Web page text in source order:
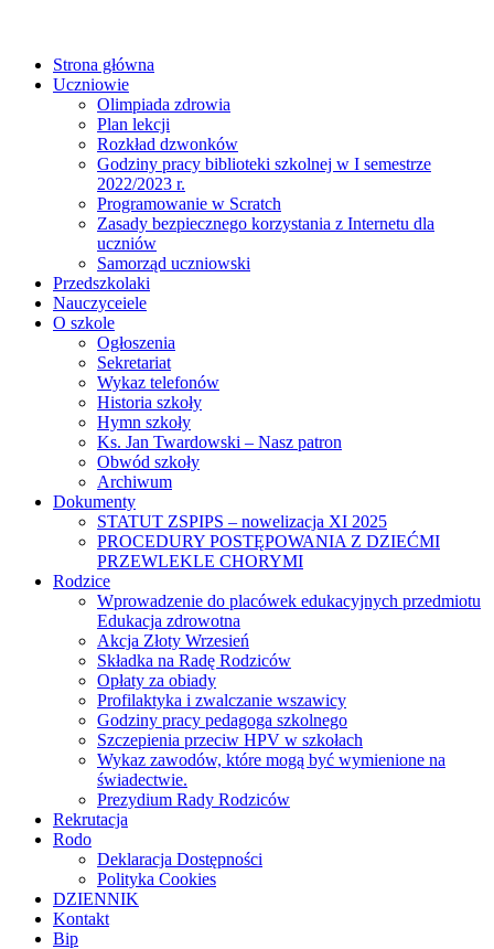
Strona główna
Uczniowie
Olimpiada zdrowia
Plan lekcji
Rozkład dzwonków
Godziny pracy biblioteki szkolnej w I semestrze
2022/2023 r.
Programowanie w Scratch
Zasady bezpiecznego korzystania z Internetu dla
uczniów
Samorząd uczniowski
Przedszkolaki
Nauczyceiele
O szkole
Ogłoszenia
Sekretariat
Wykaz telefonów
Historia szkoły
Hymn szkoły
Ks. Jan Twardowski – Nasz patron
Obwód szkoły
Archiwum
Dokumenty
STATUT ZSPIPS – nowelizacja XI 2025
PROCEDURY POSTĘPOWANIA Z DZIEĆMI
PRZEWLEKLE CHORYMI
Rodzice
Wprowadzenie do placówek edukacyjnych przedmiotu
Edukacja zdrowotna
Akcja Złoty Wrzesień
Składka na Radę Rodziców
Opłaty za obiady
Profilaktyka i zwalczanie wszawicy
Godziny pracy pedagoga szkolnego
Szczepienia przeciw HPV w szkołach
Wykaz zawodów, które mogą być wymienione na
świadectwie.
Prezydium Rady Rodziców
Rekrutacja
Rodo
Deklaracja Dostępności
Polityka Cookies
DZIENNIK
Kontakt
Bip